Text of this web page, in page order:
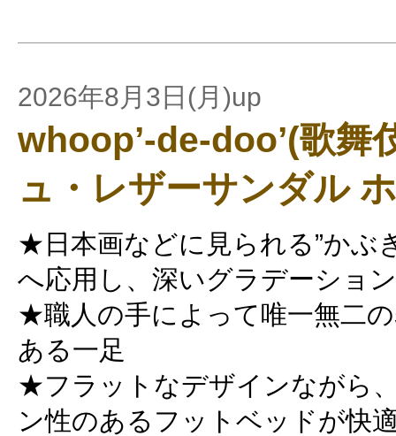
2026年8月3日(月)up
whoop’-de-doo’(歌舞
ュ・レザーサンダル
★日本画などに見られる”かぶ
へ応用し、深いグラデーショ
★職人の手によって唯一無二
ある一足
★フラットなデザインながら
ン性のあるフットベッドが快